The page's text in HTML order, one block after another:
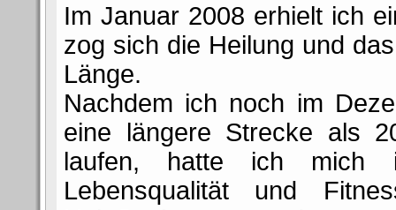
Im Januar 2008 erhielt ich
zog sich die Heilung und
Länge.
Nachdem ich noch im
eine längere Strecke als
laufen, hatte ich mich
Lebensqualität und